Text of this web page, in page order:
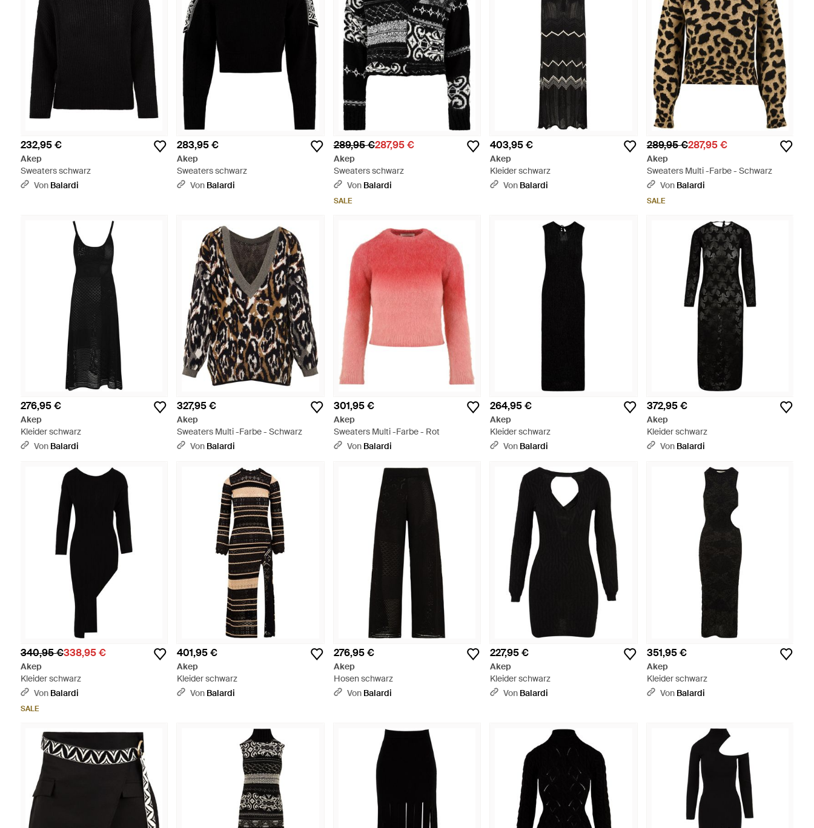
232,95 €
Akep
Sweaters schwarz
Von Balardi
283,95 €
Akep
Sweaters schwarz
Von Balardi
289,95 €287,95 €
Akep
Sweaters schwarz
Von Balardi
SALE
403,95 €
Akep
Kleider schwarz
Von Balardi
289,95 €287,95 €
Akep
Sweaters Multi -Farbe - Schwarz
Von Balardi
SALE
276,95 €
Akep
Kleider schwarz
Von Balardi
327,95 €
Akep
Sweaters Multi -Farbe - Schwarz
Von Balardi
301,95 €
Akep
Sweaters Multi -Farbe - Rot
Von Balardi
264,95 €
Akep
Kleider schwarz
Von Balardi
372,95 €
Akep
Kleider schwarz
Von Balardi
340,95 €338,95 €
Akep
Kleider schwarz
Von Balardi
SALE
401,95 €
Akep
Kleider schwarz
Von Balardi
276,95 €
Akep
Hosen schwarz
Von Balardi
227,95 €
Akep
Kleider schwarz
Von Balardi
351,95 €
Akep
Kleider schwarz
Von Balardi